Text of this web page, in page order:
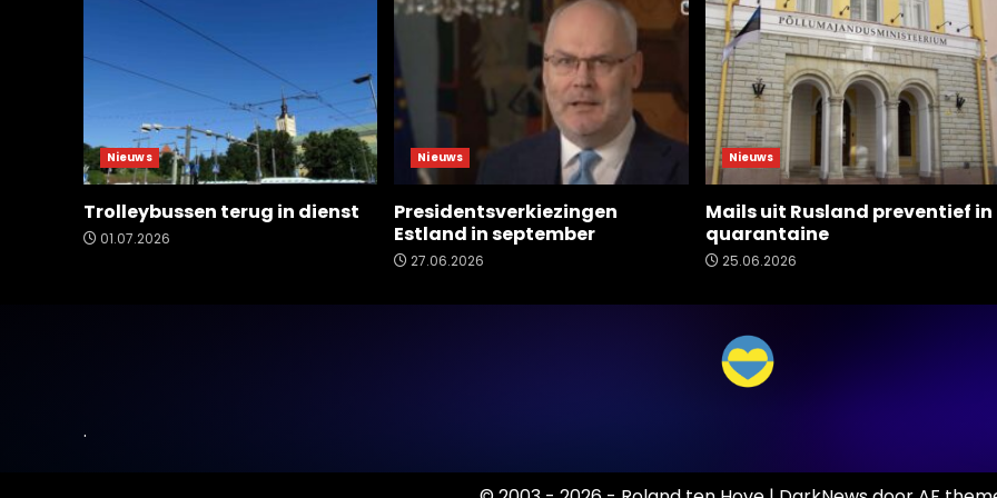
Nieuws
Trolleybussen terug in dienst
01.07.2026
Nieuws
Presidentsverkiezingen
Estland in september
27.06.2026
Nieuws
Mails uit Rusland preventief in
quarantaine
25.06.2026
.